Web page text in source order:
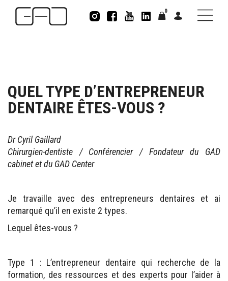
0
QUEL TYPE D’ENTREPRENEUR
DENTAIRE ÊTES-VOUS ?
Dr Cyril Gaillard
Chirurgien-dentiste / Conférencier / Fondateur du GAD
cabinet et du GAD Center
Je travaille avec des entrepreneurs dentaires et ai
remarqué qu’il en existe 2 types.
Lequel êtes-vous ?
Type 1 : L’entrepreneur dentaire qui recherche de la
formation, des ressources et des experts pour l’aider à